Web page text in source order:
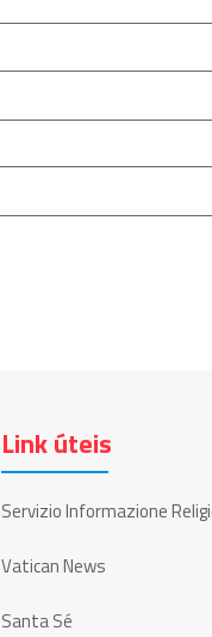
Link úteis
Servizio Informazione
Vatican News
Santa Sé